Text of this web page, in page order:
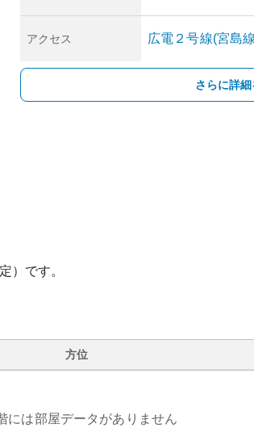
アクセス 広電２号線(宮島
さらに詳
）です。
方位
には部屋データがありません